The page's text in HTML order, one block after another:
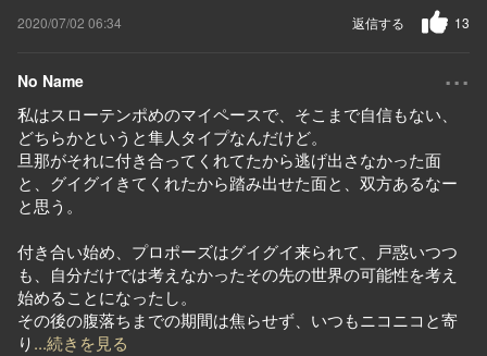
2020/07/02 06:34 13
返信する
No Name ...
私はスローテンポめのマイペースで、そこまで自信もない、
どちらかというと隼人タイプなんだけど。
旦那がそれに付き合ってくれてたから逃げ出さなかった面
と、グイグイきてくれたから踏み出せた面と、双方あるなー
と思う。
付き合い始め、プロポーズはグイグイ来られて、戸惑いつつ
も、自分だけでは考えなかったその先の世界の可能性を考え
始めることになったし。
その後の腹落ちまでの期間は焦らせず、いつもニコニコと寄
り...続きを見る